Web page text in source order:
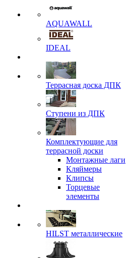
AQUAWALL
IDEAL
Террасная доска ДПК
Ступени из ДПК
Комплектующие для
террасной доски
Монтажные лаги
Кляймеры
Клипсы
Торцевые
элементы
HILST металлические